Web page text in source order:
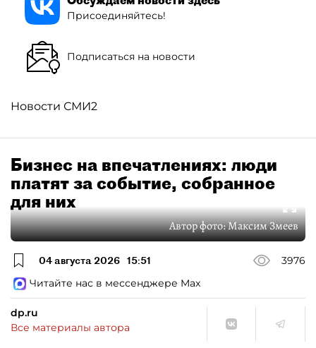
Присоединяйтесь!
Подписаться на новости
Новости СМИ2
Бизнес на впечатлениях: люди
платят за событие, собранное
для них
Автор фото:Максим Змеев
04 августа 2026 15:51
3976
Читайте нас в мессенджере Max
dp.ru
Все материалы автора